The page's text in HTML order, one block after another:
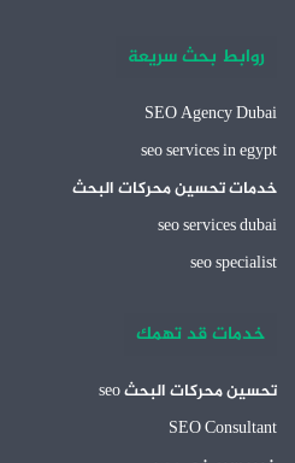
روابط بحث سريعة
SEO Agency Dubai
seo services in egypt
خدمات تحسين محركات البحث
seo services dubai
seo specialist
خدمات قد تهمك
تحسين محركات البحث seo
SEO Consultant